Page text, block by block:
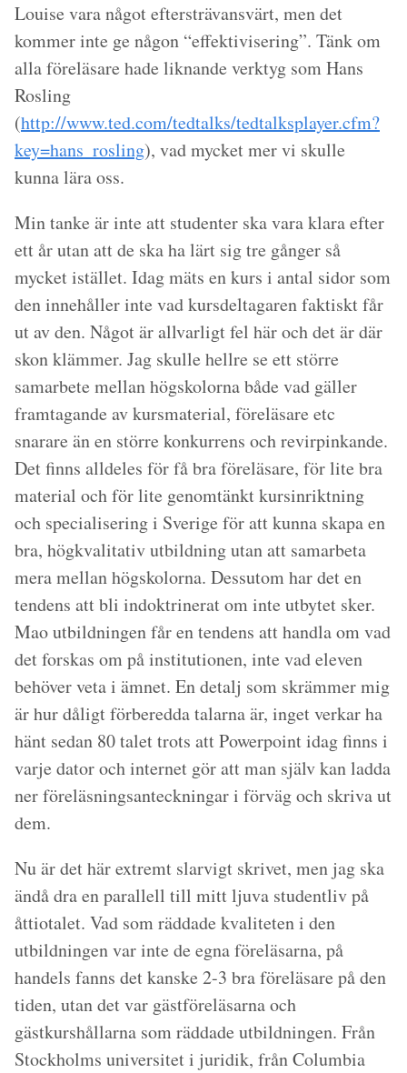
Louise vara något eftersträvansvärt, men det
kommer inte ge någon “effektivisering”. Tänk om
alla föreläsare hade liknande verktyg som Hans
Rosling
(http://www.ted.com/tedtalks/tedtalksplayer.cfm?
key=hans_rosling), vad mycket mer vi skulle
kunna lära oss.
Min tanke är inte att studenter ska vara klara efter
ett år utan att de ska ha lärt sig tre gånger så
mycket istället. Idag mäts en kurs i antal sidor som
den innehåller inte vad kursdeltagaren faktiskt får
ut av den. Något är allvarligt fel här och det är där
skon klämmer. Jag skulle hellre se ett större
samarbete mellan högskolorna både vad gäller
framtagande av kursmaterial, föreläsare etc
snarare än en större konkurrens och revirpinkande.
Det finns alldeles för få bra föreläsare, för lite bra
material och för lite genomtänkt kursinriktning
och specialisering i Sverige för att kunna skapa en
bra, högkvalitativ utbildning utan att samarbeta
mera mellan högskolorna. Dessutom har det en
tendens att bli indoktrinerat om inte utbytet sker.
Mao utbildningen får en tendens att handla om vad
det forskas om på institutionen, inte vad eleven
behöver veta i ämnet. En detalj som skrämmer mig
är hur dåligt förberedda talarna är, inget verkar ha
hänt sedan 80 talet trots att Powerpoint idag finns i
varje dator och internet gör att man själv kan ladda
ner föreläsningsanteckningar i förväg och skriva ut
dem.
Nu är det här extremt slarvigt skrivet, men jag ska
ändå dra en parallell till mitt ljuva studentliv på
åttiotalet. Vad som räddade kvaliteten i den
utbildningen var inte de egna föreläsarna, på
handels fanns det kanske 2-3 bra föreläsare på den
tiden, utan det var gästföreläsarna och
gästkurshållarna som räddade utbildningen. Från
Stockholms universitet i juridik, från Columbia